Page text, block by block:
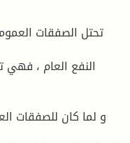
تحتل الصفقات
النفع العام ، فهي
و لما كان للصفقات